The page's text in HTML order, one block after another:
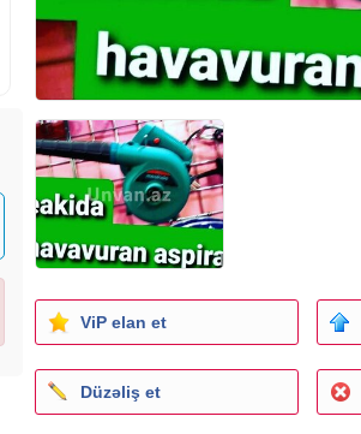
ViP elan et
Düzəliş et